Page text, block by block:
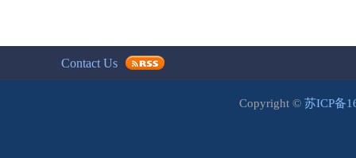
Contact Us
Copyright © 苏ICP备